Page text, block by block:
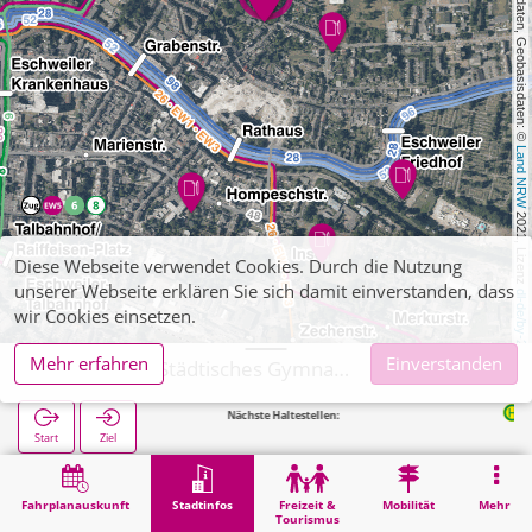
, Kartendaten, Geobasisdaten: ©
Land NRW
2021, Lizenz
dl-de/by-2-0
Fahrplanauskunft Stadtinfos
Freizeit &
Tourismus
Mobilität Mehr
Start Ziel
Nächste Haltestellen: Preyerstraße in
Stadtinfos Eschweiler, Städtisches Gymnasium Eschweiler
Diese Webseite verwendet Cookies. Durch die Nutzung
unserer Webseite erklären Sie sich damit einverstanden, dass
wir Cookies einsetzen.
Mehr erfahren
Einverstanden